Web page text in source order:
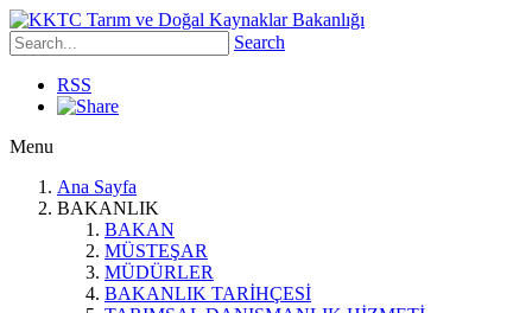
Search
RSS
Menu
Ana Sayfa
BAKANLIK
BAKAN
MÜSTEŞAR
MÜDÜRLER
BAKANLIK TARİHÇESİ